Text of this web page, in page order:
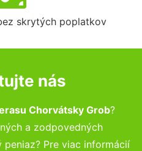
skrytých poplatkov
nás
Chorvátsky Grob?
a zodpovedných
Pre viac informácií